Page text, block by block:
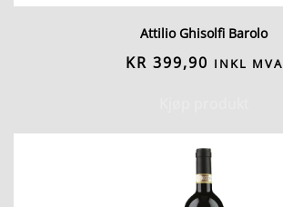
Attilio Ghisolfi Barolo
KR 399,90 INKL MVA